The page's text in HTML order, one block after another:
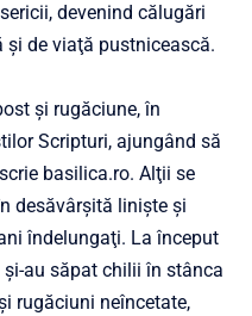
devenind călugări
de viaţă pustnicească.
şi rugăciune, în
Scripturi, ajungând să
basilica.ro. Alţii se
desăvârşită linişte şi
îndelungaţi. La început
au săpat chilii în stânca
rugăciuni neîncetate,